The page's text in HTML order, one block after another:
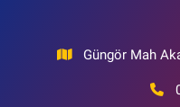
Güngör Mah